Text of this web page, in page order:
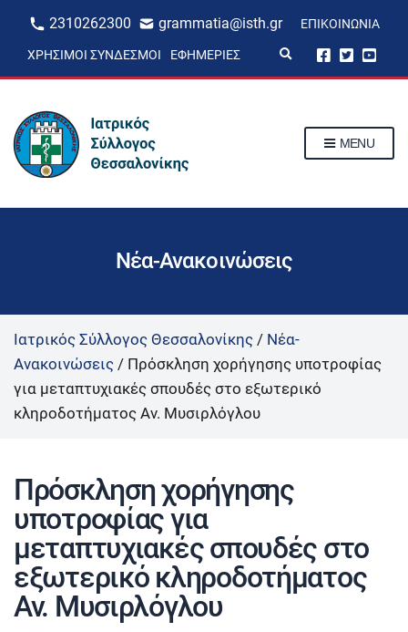
2310262300 grammatia@isth.gr ΕΠΙΚΟΙΝΩΝΊΑ
ΧΡΉΣΙΜΟΙ ΣΎΝΔΕΣΜΟΙ ΕΦΗΜΕΡΊΕΣ
p
m
MENU
Νέα-Ανακοινώσεις
Ιατρικός Σύλλογος Θεσσαλονίκης / Νέα-
Ανακοινώσεις / Πρόσκληση χορήγησης υποτροφίας
για μεταπτυχιακές σπουδές στο εξωτερικό
κληροδοτήματος Αν. Μυσιρλόγλου
Πρόσκληση χορήγησης
υποτροφίας για
μεταπτυχιακές σπουδές στο
εξωτερικό κληροδοτήματος
Αν. Μυσιρλόγλου